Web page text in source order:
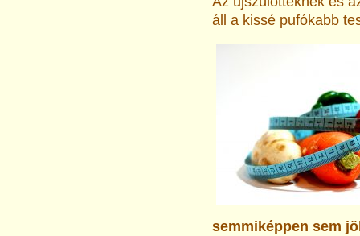
áll a kissé pufókabb
semmiképpen sem